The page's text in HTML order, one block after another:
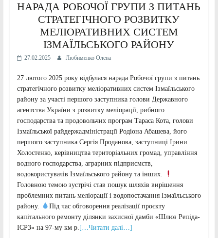
НАРАДА РОБОЧОЇ ГРУПИ З ПИТАНЬ
СТРАТЕГІЧНОГО РОЗВИТКУ
МЕЛІОРАТИВНИХ СИСТЕМ
ІЗМАЇЛЬСЬКОГО РАЙОНУ
27.02.2025 Любименко Олена
27 лютого 2025 року відбулася нарада Робочої групи з питань
стратегічного розвитку меліоративних систем Ізмаїльського
району за участі першого заступника голови Державного
агентства України з розвитку меліорації, рибного
господарства та продовольчих програм Тараса Кота, голови
Ізмаїльської райдержадміністрації Родіона Абашева, його
першого заступника Сергія Проданова, заступниці Ірини
Холостенко, керівництва територіальних громад, управління
водного господарства, аграрних підприємств,
водокористувачів Ізмаїльського району та інших.
Головною темою зустрічі став пошук шляхів вирішення
проблемних питань меліорації і водопостачання Ізмаїльського
району.
Під час обговорення реалізації проєкту
капітального ремонту ділянки захисної дамби «Шлюз Репіда-
ІСРЗ» на 97-му км р. […Читати далі…]